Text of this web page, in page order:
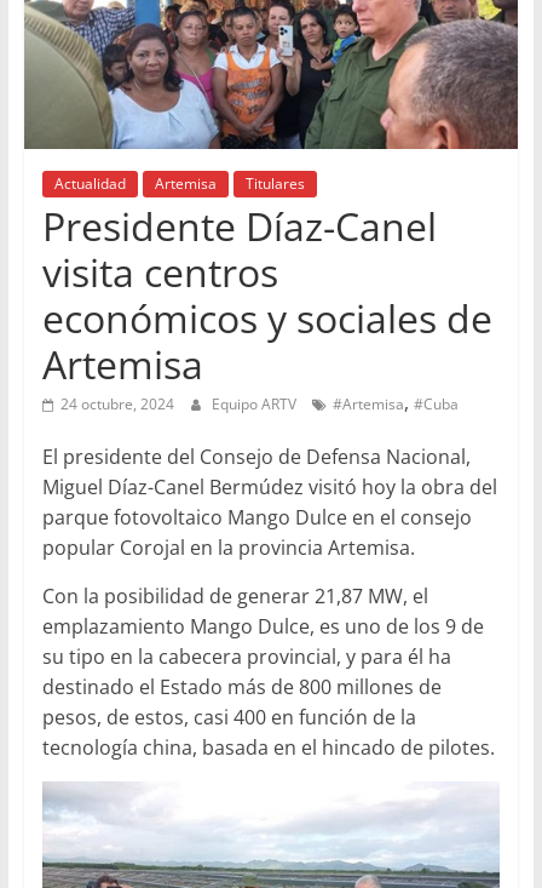
Actualidad Artemisa Titulares
Presidente Díaz-Canel
visita centros
económicos y sociales de
Artemisa
24 octubre, 2024 Equipo ARTV #Artemisa, #Cuba
El presidente del Consejo de Defensa Nacional,
Miguel Díaz-Canel Bermúdez visitó hoy la obra del
parque fotovoltaico Mango Dulce en el consejo
popular Corojal en la provincia Artemisa.
Con la posibilidad de generar 21,87 MW, el
emplazamiento Mango Dulce, es uno de los 9 de
su tipo en la cabecera provincial, y para él ha
destinado el Estado más de 800 millones de
pesos, de estos, casi 400 en función de la
tecnología china, basada en el hincado de pilotes.